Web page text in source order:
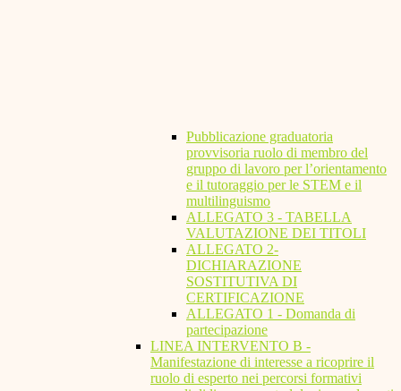
Pubblicazione graduatoria
provvisoria ruolo di membro del
gruppo di lavoro per l’orientamento
e il tutoraggio per le STEM e il
multilinguismo
ALLEGATO 3 - TABELLA
VALUTAZIONE DEI TITOLI
ALLEGATO 2-
DICHIARAZIONE
SOSTITUTIVA DI
CERTIFICAZIONE
ALLEGATO 1 - Domanda di
partecipazione
LINEA INTERVENTO B -
Manifestazione di interesse a ricoprire il
ruolo di esperto nei percorsi formativi